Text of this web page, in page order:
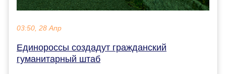
03:50, 28 Апр
Единороссы создадут гражданский
гуманитарный штаб